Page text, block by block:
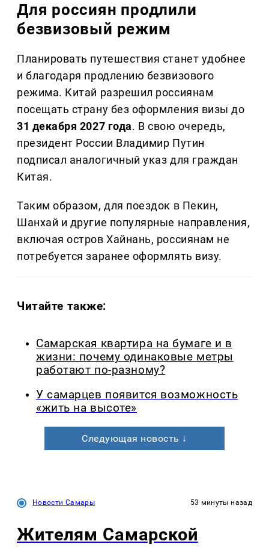
Для россиян продлили
безвизовый режим
Планировать путешествия станет удобнее
и благодаря продлению безвизового
режима. Китай разрешил россиянам
посещать страну без оформления визы до
31 декабря 2027 года. В свою очередь,
президент России Владимир Путин
подписал аналогичный указ для граждан
Китая.
Таким образом, для поездок в Пекин,
Шанхай и другие популярные направления,
включая остров Хайнань, россиянам не
потребуется заранее оформлять визу.
Читайте также:
Самарская квартира на бумаге и в
жизни: почему одинаковые метры
работают по-разному?
У самарцев появится возможность
«жить на высоте»
Следующая новость ↓
Новости Самары 53 минуты назад
Жителям Самарской